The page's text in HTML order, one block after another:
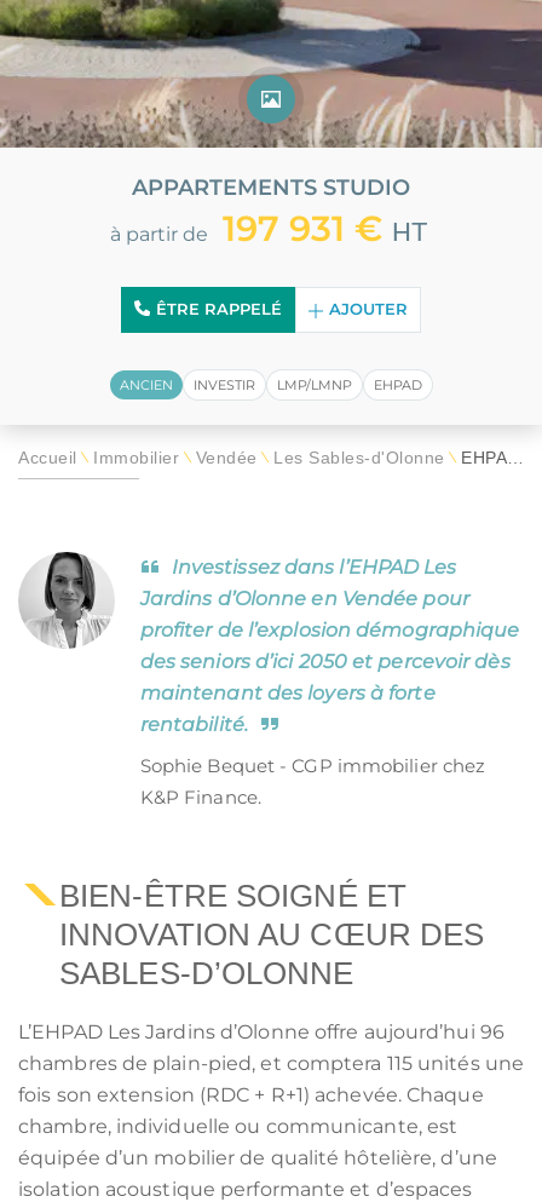
APPARTEMENTS STUDIO
à partir de 197 931 € HT
ÊTRE RAPPELÉ AJOUTER
ANCIEN INVESTIR LMP/LMNP EHPAD
Accueil \ Immobilier \ Vendée \ Les Sables-d'Olonne \ EHPAD Les Jardins d’Olonne
Investissez dans l’EHPAD Les
Jardins d’Olonne en Vendée pour
profiter de l’explosion démographique
des seniors d’ici 2050 et percevoir dès
maintenant des loyers à forte
rentabilité.
Sophie Bequet - CGP immobilier chez
K&P Finance.
BIEN-ÊTRE SOIGNÉ ET
INNOVATION AU CŒUR DES
SABLES-D’OLONNE
L’EHPAD Les Jardins d’Olonne offre aujourd’hui 96
chambres de plain-pied, et comptera 115 unités une
fois son extension (RDC + R+1) achevée. Chaque
chambre, individuelle ou communicante, est
équipée d’un mobilier de qualité hôtelière, d’une
isolation acoustique performante et d’espaces